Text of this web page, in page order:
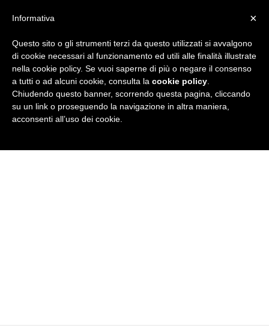
i
×
Informativa
Questo sito o gli strumenti terzi da questo utilizzati si avvalgono
di cookie necessari al funzionamento ed utili alle finalità illustrate
nella cookie policy. Se vuoi saperne di più o negare il consenso
a tutti o ad alcuni cookie, consulta la cookie policy
Chiudendo questo banner, scorrendo questa pagina, cliccando
su un link o proseguendo la navigazione in altra maniera,
acconsenti all’uso dei cookie.